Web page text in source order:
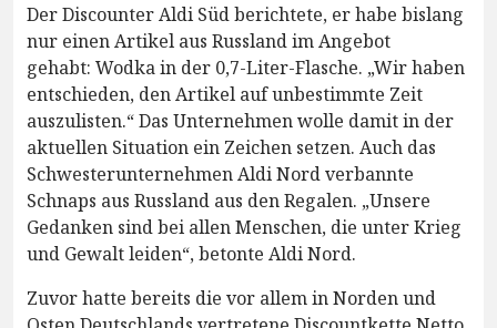
Der Discounter Aldi Süd berichtete, er habe bislang
nur einen Artikel aus Russland im Angebot
gehabt: Wodka in der 0,7-Liter-Flasche. „Wir haben
entschieden, den Artikel auf unbestimmte Zeit
auszulisten.“ Das Unternehmen wolle damit in der
aktuellen Situation ein Zeichen setzen. Auch das
Schwesterunternehmen Aldi Nord verbannte
Schnaps aus Russland aus den Regalen. „Unsere
Gedanken sind bei allen Menschen, die unter Krieg
und Gewalt leiden“, betonte Aldi Nord.
Zuvor hatte bereits die vor allem in Norden und